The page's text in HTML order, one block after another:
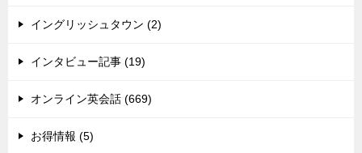
イングリッシュタウン (2)
インタビュー記事 (19)
オンライン英会話 (669)
お得情報 (5)